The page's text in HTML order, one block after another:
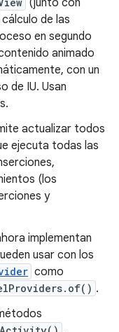
(junto con
de las
en segundo
animado
con un
de IU. Usan
actualizar todos
ejecuta todas las
(los
y
implementan
usar con los
como
.